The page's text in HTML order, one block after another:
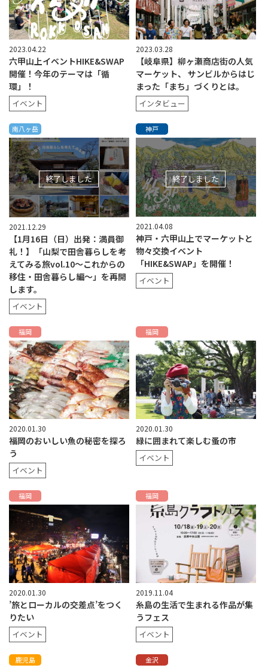
2023.04.22
六甲山上イベントHIKE&SWAP
開催！今年のテーマは「循
環」！
イベント
2023.03.28
【岐阜県】柳ヶ瀬商店街の人気
マーケット、 サンビルからはじ
まった「まち」づくりとは。
インタビュー
南八ヶ岳
終了しました
2021.12.29
【1月16日（日）出発：満員御
礼！】「山梨で田舎暮らしを考
えてみる旅vol.10～これからの
移住・田舎暮らし編～」を再開
します。
イベント
神戸
終了しました
2021.04.08
神戸・六甲山上でマーケットと
物々交換イベント
「HIKE&SWAP」を開催！
イベント
福岡
2020.01.30
福岡のおいしい魚の秘密を探ろ
う
イベント
福岡
2020.01.30
緑に囲まれて楽しむ蚤の市
イベント
福岡
2020.01.30
’旅とローカルの交差点’をつく
りたい
イベント
福岡
2019.11.04
糸島の生活で生まれる作品が集
うフェス
イベント
鹿児島 金沢